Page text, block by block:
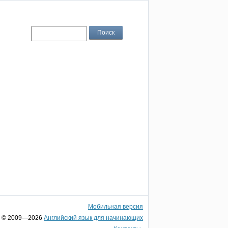
Мобильная версия
© 2009—2026 Английский язык для начинающих